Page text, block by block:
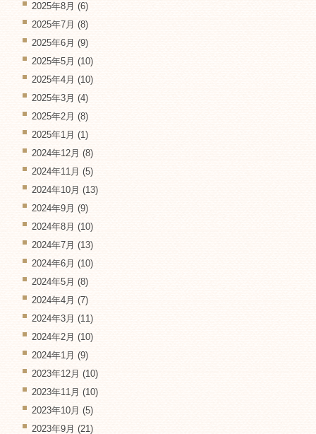
2025年8月 (6)
2025年7月 (8)
2025年6月 (9)
2025年5月 (10)
2025年4月 (10)
2025年3月 (4)
2025年2月 (8)
2025年1月 (1)
2024年12月 (8)
2024年11月 (5)
2024年10月 (13)
2024年9月 (9)
2024年8月 (10)
2024年7月 (13)
2024年6月 (10)
2024年5月 (8)
2024年4月 (7)
2024年3月 (11)
2024年2月 (10)
2024年1月 (9)
2023年12月 (10)
2023年11月 (10)
2023年10月 (5)
2023年9月 (21)